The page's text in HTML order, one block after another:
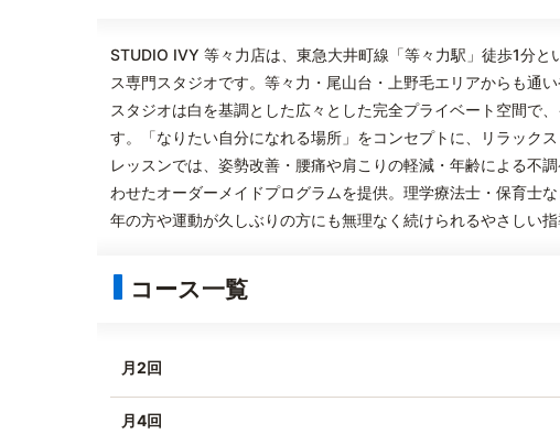
STUDIO IVY 等々力店は、東急大井町線「等々力駅」徒歩1分
ス専門スタジオです。等々力・尾山台・上野毛エリアからも通
スタジオは白を基調とした広々とした完全プライベート空間で
す。「なりたい自分になれる場所」をコンセプトに、リラック
レッスンでは、姿勢改善・腰痛や肩こりの軽減・年齢による不
わせたオーダーメイドプログラムを提供。理学療法士・保育士
年の方や運動が久しぶりの方にも無理なく続けられるやさしい
コース一覧
月2回
月4回